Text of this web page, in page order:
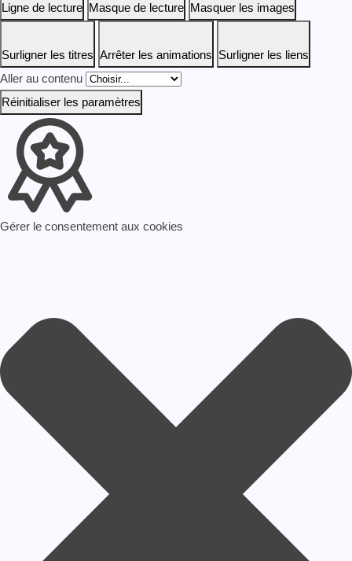
Ligne de lecture Masque de lecture Masquer les images
Surligner les titres Arrêter les animations Surligner les liens
Aller au contenu
Réinitialiser les paramètres
Gérer le consentement aux cookies